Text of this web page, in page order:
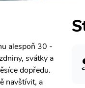
alespoň 30 -
svátky a
dopředu.
navštívit, a